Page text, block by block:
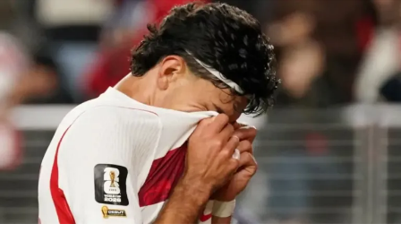
Durante el partido ocurrió un momento insólito:
sacó a Fernando Muslera en el entretiempo luego
de un grosero error que terminó en el único gol del
encuentro.
Fuente: TN